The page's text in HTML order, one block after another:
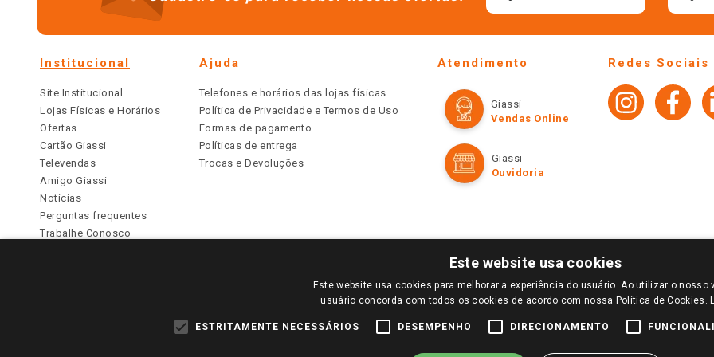
Institucional
Site Institucional
Lojas Físicas e Horários
Ofertas
Cartão Giassi
Televendas
Amigo Giassi
Notícias
Perguntas frequentes
Trabalhe Conosco
Ajuda
Telefones e horários das lojas físicas
Política de Privacidade e Termos de Uso
Formas de pagamento
Políticas de entrega
Trocas e Devoluções
Atendimento
Giassi
Vendas Online
Giassi
Ouvidoria
Redes Sociais
PARA VER OS PREÇOS DA SUA REGIÃO, FAÇA LOGIN E SELECIONE A LOJA DE SUA PREFERÊNCIA. SOMENTE APÓS O LOGIN, OS PREÇOS
TODOS OS PREÇOS E CONDIÇÕES COMERCIAIS DESTE SITE SÃO VÁLIDOS APENAS PARA COMPRAS REALIZADAS NO GIASSI.COM.BR E NA LOJA
DE BUSCAS.
Este website usa cookies
Este website usa cookies para melhorar a experiência do usuário. Ao utilizar o nosso
usuário concorda com todos os cookies de acordo com nossa Política de Cookies.
ESTRITAMENTE NECESSÁRIOS DESEMPENHO DIRECIONAMENTO